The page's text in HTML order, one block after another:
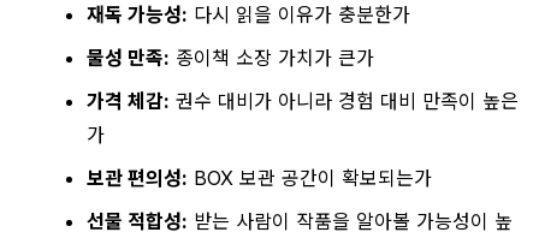
재독 가능성: 다시 읽을 이유가 충분한가
물성 만족: 종이책 소장 가치가 큰가
가격 체감: 권수 대비가 아니라 경험 대비 만족이 높은
가
보관 편의성: BOX 보관 공간이 확보되는가
선물 적합성: 받는 사람이 작품을 알아볼 가능성이 높